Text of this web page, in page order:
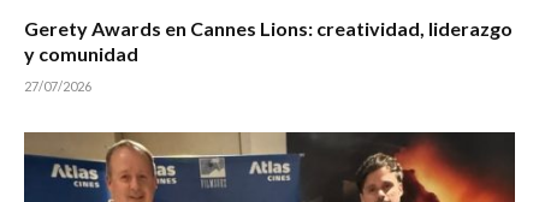
Gerety Awards en Cannes Lions: creatividad, liderazgo
y comunidad
27/07/2026